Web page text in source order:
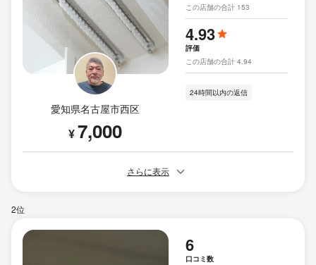
愛知県名古屋市西区
¥7,000
この店舗の合計 153
4.93
評価
この店舗の合計 4.94
24時間以内の返信
さらに表示
2位
6
口コミ数